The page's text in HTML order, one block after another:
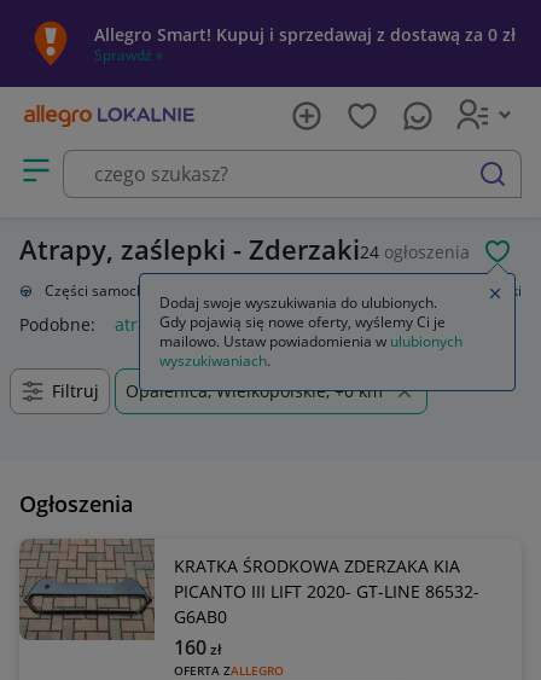
Allegro Smart! Kupuj i sprzedawaj z dostawą za 0 zł
Sprawdź »
Otwórz menu z kategoriami
szukaj
Atrapy, zaślepki - Zderzaki24 ogłoszenia
Części samochodowe Atrapy, zaślepki
Podobne: atrapy zaślepki
Filtruj Opalenica, Wielkopolskie, +0 km
Ogłoszenia
KRATKA ŚRODKOWA ZDERZAKA KIA
PICANTO III LIFT 2020- GT-LINE 86532-
G6AB0
OFERTA ZALLEGRO
160zł
Dodaj swoje wyszukiwania do ulubionych.
Gdy pojawią się nowe oferty, wyślemy Ci je
mailowo. Ustaw powiadomienia w ulubionych
wyszukiwaniach.